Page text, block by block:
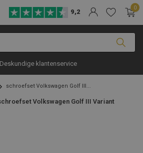
9,2
0
Deskundige klantenservice
schroefset Volkswagen Golf III...
Volkswagen Golf III Variant